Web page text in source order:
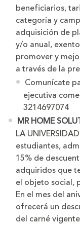
beneficiarios,
categoría y
adquisición de
y/o anual,
promover y
a través de la
Comunícate
ejecutiva
3214697074
MR HOME
LA
estudiantes,
15% de
adquiridos que
el objeto social,
En el mes del
ofrecerá un
del carné